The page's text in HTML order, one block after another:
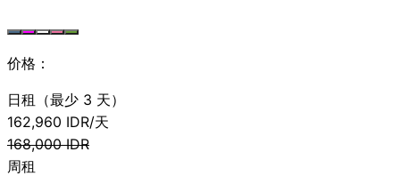
价格：
日租（最少 3 天）
162,960 IDR/天
168,000 IDR
周租